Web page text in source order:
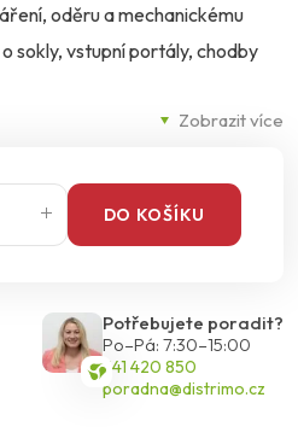
Zobrazit více
oděru a mechanickému
sokly, vstupní portály, chodby
se roztírá i vyhlazuje a po
formuli BioProtect navíc
DO KOŠÍKU
Potřebujete poradit?
Po–Pá: 7:30–15:00
541 420 850
poradna@distrimo.cz